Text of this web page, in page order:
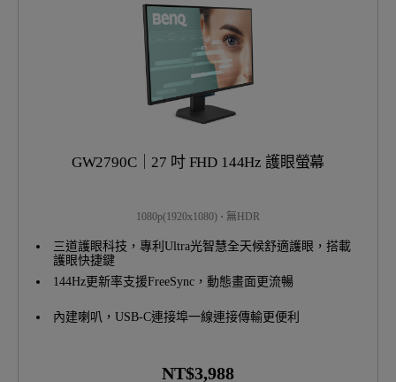
GW2790C｜27 吋 FHD 144Hz 護眼螢幕
1080p(1920x1080) 無HDR
三道護眼科技，專利Ultra光智慧全天候舒適護眼，搭載
護眼快捷鍵
144Hz更新率支援FreeSync，動態畫面更流暢
內建喇叭，USB-C連接埠一線連接傳輸更便利
NT$3,988